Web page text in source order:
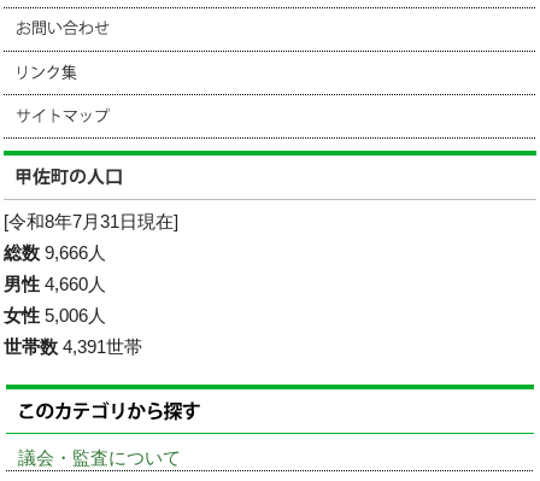
[令和8年7月31日現在]
総数 9,666人
男性 4,660人
女性 5,006人
世帯数 4,391世帯
議会・監査について